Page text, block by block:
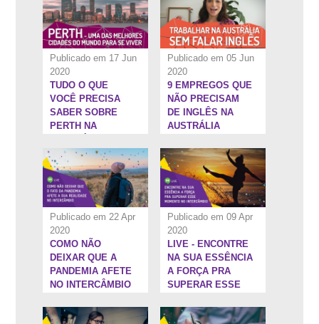
Publicado em 17 Jun
2020
TUDO O QUE
VOCÊ PRECISA
SABER SOBRE
PERTH NA
Publicado em 05 Jun
2020
9 EMPREGOS QUE
NÃO PRECISAM
DE INGLÊS NA
AUSTRÁLIA
Publicado em 22 Apr
2020
45:29''
COMO NÃO
DEIXAR QUE A
PANDEMIA AFETE
NO INTERCÂMBIO
Publicado em 09 Apr
2020
58:36''
LIVE - ENCONTRE
NA SUA ESSÊNCIA
A FORÇA PRA
SUPERAR ESSE
INTERCÂMBIO
1:13:31'' 52:23''